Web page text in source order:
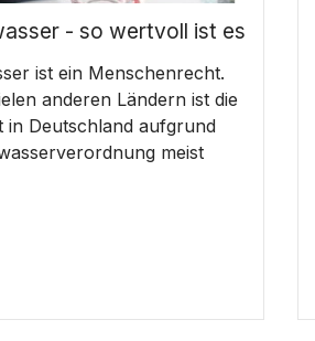
- so wertvoll ist es
ist ein Menschenrecht.
anderen Ländern ist die
in Deutschland aufgrund
meist